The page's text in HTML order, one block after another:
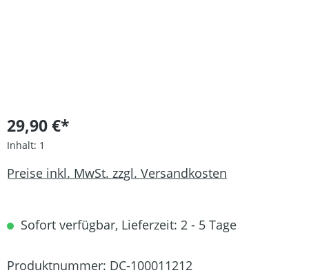
29,90 €*
Inhalt: 1
Preise inkl. MwSt. zzgl. Versandkosten
Sofort verfügbar, Lieferzeit: 2 - 5 Tage
Produktnummer: DC-100011212